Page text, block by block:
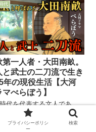
うな時間的余裕があった
ょうか。 御家人は薄給
乏な身分として有名です
畝の場合は「貧乏暇あ
ったのでしょうか。 今回
では、大田南畝の生い立
の境遇を覗いていきま
代
第一人者・大田南畝。
と武士の二刀流で生き
年の現役生活【大河
マべらぼう】
代を代表する文人であ
臣でもある大田南畝。 神
ばれ、19歳に刊行した
先生文集』が大ヒットし
プライバシーポリシ
ー
検索